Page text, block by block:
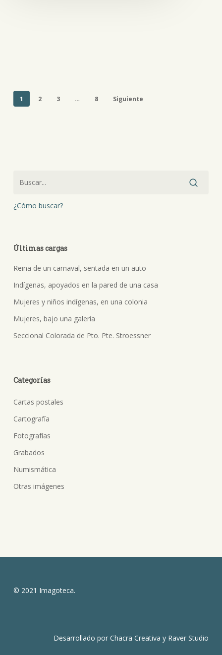
1 2 3 … 8 Siguiente
¿Cómo buscar?
Últimas cargas
Reina de un carnaval, sentada en un auto
Indígenas, apoyados en la pared de una casa
Mujeres y niños indígenas, en una colonia
Mujeres, bajo una galería
Seccional Colorada de Pto. Pte. Stroessner
Categorías
Cartas postales
Cartografía
Fotografías
Grabados
Numismática
Otras imágenes
© 2021 Imagoteca.
Desarrollado porChacra Creativa y Raver Studio